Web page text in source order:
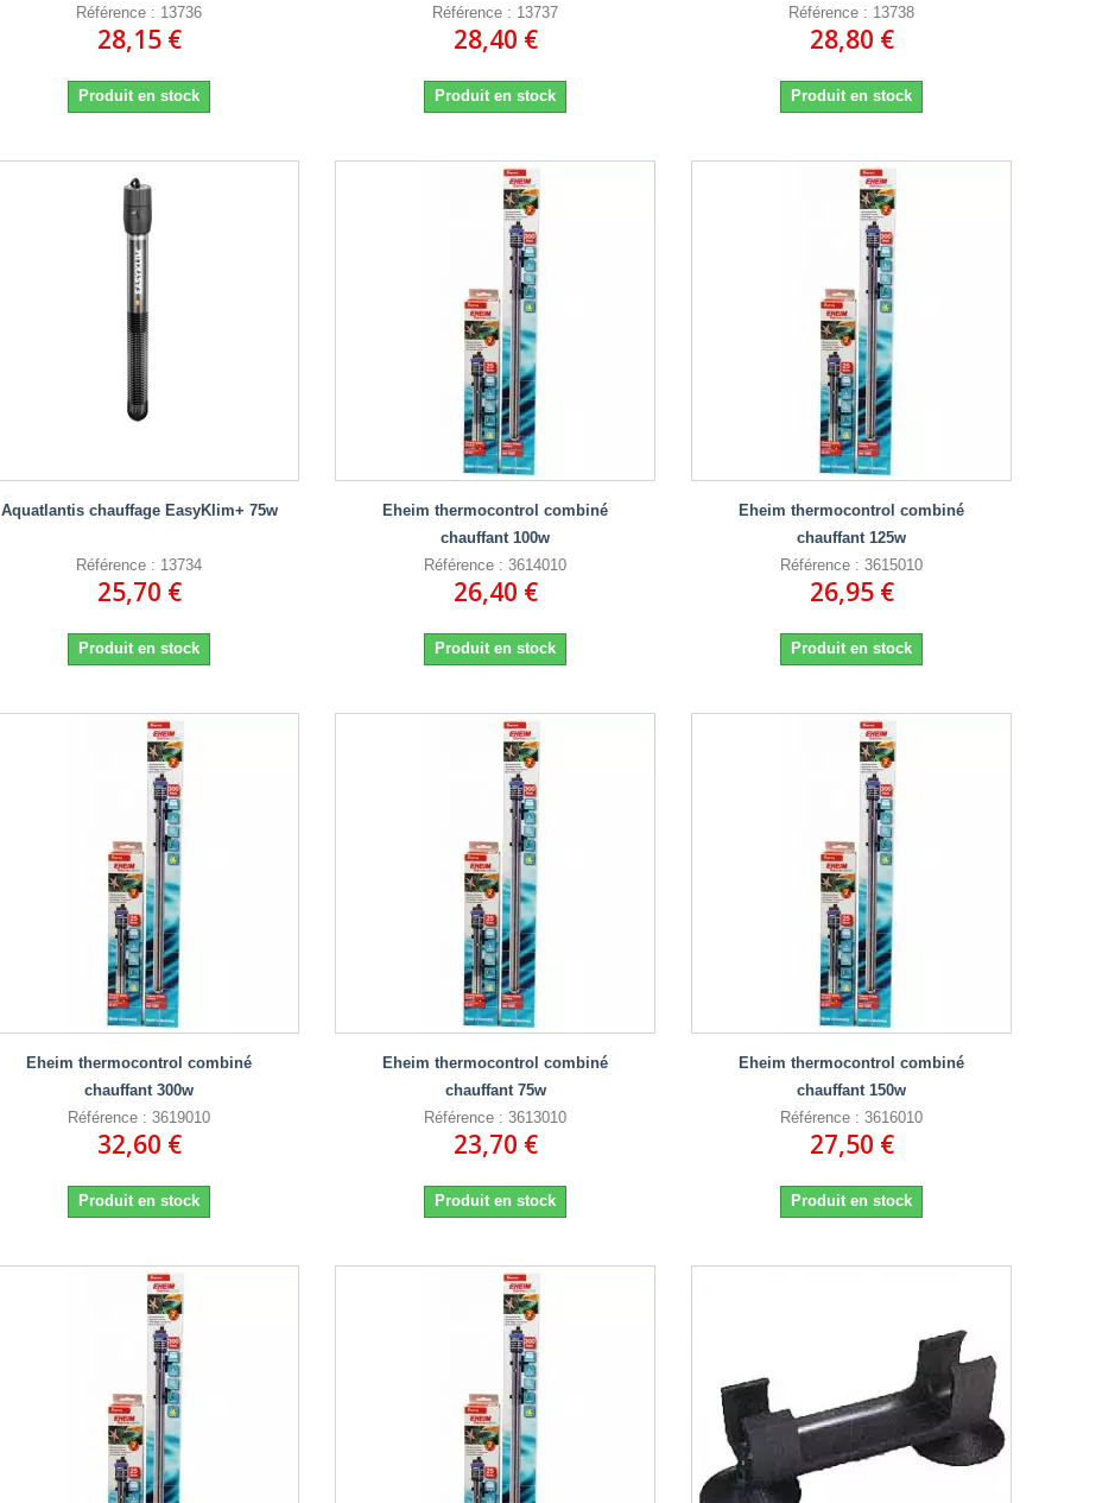
Référence : 13736
28,15 €
Produit en stock
Référence : 13737
28,40 €
Produit en stock
Référence : 13738
28,80 €
Produit en stock
Aquatlantis chauffage EasyKlim+ 75w
Référence : 13734
25,70 €
Produit en stock
Eheim thermocontrol combiné
chauffant 100w
Référence : 3614010
26,40 €
Produit en stock
Eheim thermocontrol combiné
chauffant 125w
Référence : 3615010
26,95 €
Produit en stock
Eheim thermocontrol combiné
chauffant 300w
Référence : 3619010
32,60 €
Produit en stock
Eheim thermocontrol combiné
chauffant 75w
Référence : 3613010
23,70 €
Produit en stock
Eheim thermocontrol combiné
chauffant 150w
Référence : 3616010
27,50 €
Produit en stock